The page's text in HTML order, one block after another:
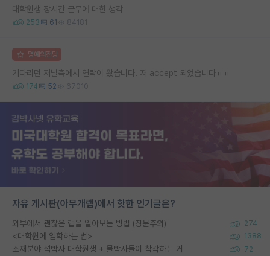
대학원생 장시간 근무에 대한 생각
253 61 84181
명예의전당
기다리던 저널측에서 연락이 왔습니다. 저 accept 되었습니다ㅠㅠ
174 52 67010
자유 게시판(아무개랩)에서 핫한 인기글은?
외부에서 괜찮은 랩을 알아보는 방법 (장문주의) 274
<대학원에 입학하는 법> 1388
소재분야 석박사 대학원생 + 물박사들이 착각하는 거 72